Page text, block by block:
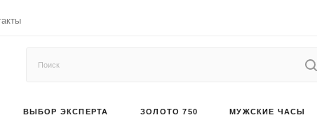
ВЫБОР ЭКСПЕРТА ЗОЛОТО 750 МУЖСКИЕ ЧАСЫ